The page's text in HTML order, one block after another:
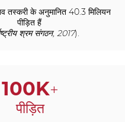
तस्करी के अनुमानित 40.3 मिलियन
पीड़ित हैं
श्रम संगठन, 2017).
100K+
पीड़ित